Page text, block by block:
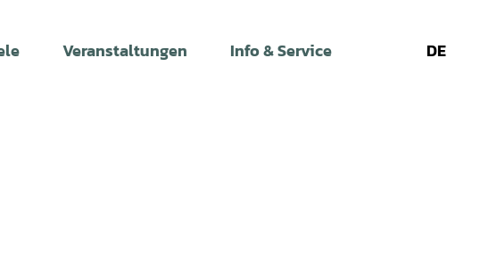
Veranstaltungen Info & Service DE